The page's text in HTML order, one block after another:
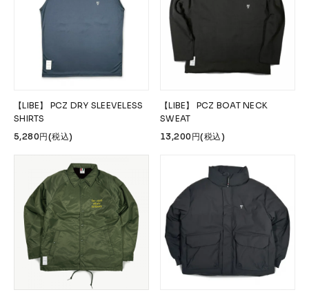
ブランドから探す
FESN laboratory
W.P.S.I 九五館 -KYUGOKAN-
GLOBE
INDEPENDENT ACE TRUCKS
TENSOR TRUCKS Gacious
AREth Pro-Tec DANG SHADES
oddCIRKUS NARROW GAGE HEATED WHEEL
GRIND KING Vaga Rip Tide
SILVER FOX POWELL PERALTA
Various Brands Vintage
【LIBE】 PCZ DRY SLEEVELESS
SHIRTS
5,280円(税込)
【LIBE】 PCZ BOAT NECK
SWEAT
13,200円(税込)